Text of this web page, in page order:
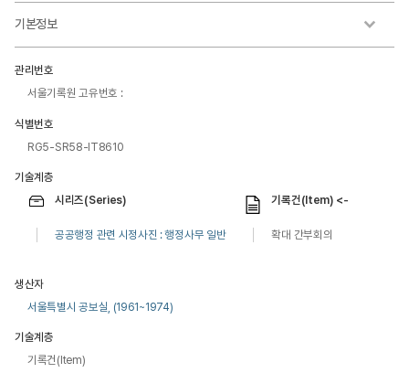
기본정보
관리번호
서울기록원 고유번호 :
식별번호
RG5-SR58-IT8610
기술계층
시리즈(Series)
공공행정 관련 시정사진 : 행정사무 일반
기록건(Item) <-
확대 간부회의
생산자
서울특별시 공보실, (1961~1974)
기술계층
기록건(Item)